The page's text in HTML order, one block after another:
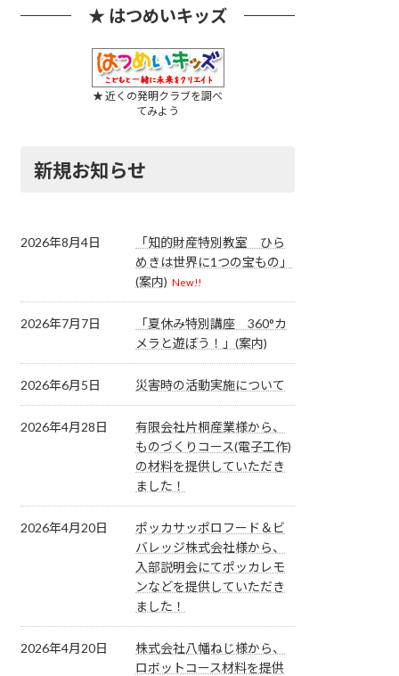
★ はつめいキッズ
★ 近くの発明クラブを調べ
てみよう
新規お知らせ
2026年8月4日
「知的財産特別教室 ひら
めきは世界に1つの宝もの」
(案内) New!!
2026年7月7日
「夏休み特別講座 360°カ
メラと遊ぼう！」(案内)
2026年6月5日 災害時の活動実施について
2026年4月28日
有限会社片桐産業様から、
ものづくりコース(電子工作)
の材料を提供していただき
ました！
2026年4月20日
ポッカサッポロフード＆ビ
バレッジ株式会社様から、
入部説明会にてポッカレモ
ンなどを提供していただき
ました！
2026年4月20日
株式会社八幡ねじ様から、
ロボットコース材料を提供